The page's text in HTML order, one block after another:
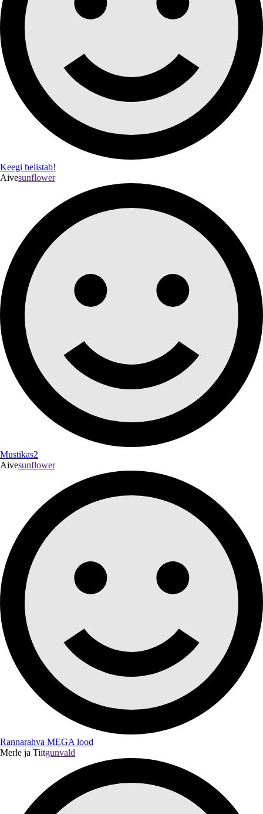
Keegi helistab!
Aivesunflower
Mustikas2
Aivesunflower
Rannarahva MEGA lood
Merle ja Tiitgunvald